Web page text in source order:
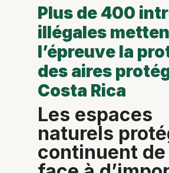
Plus de 400
illégales
l’épreuve la
des aires
Costa Rica
Les espaces
naturels
continuent